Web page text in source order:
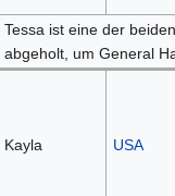
Tessa ist eine der
abgeholt, um General
Kayla USA